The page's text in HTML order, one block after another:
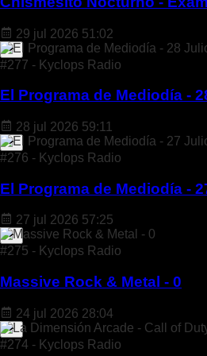
29 jul 2026 51:02
#277 - Kyclops Radio
El Programa de Mediodía -
28 jul 2026 59:11
#276 - Kyclops Radio
El Programa de Mediodía -
27 jul 2026 57:25
#275 - Kyclops Radio
Massive Rock & Metal - 0
24 jul 2026 28:04
#274 - Kyclops Radio